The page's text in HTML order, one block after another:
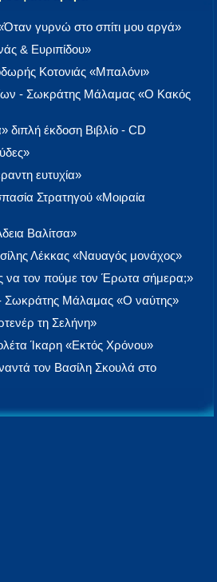
γυρνώ στο σπίτι μου αργά»
& Ευριπίδου»
Κοτονιάς «Μπαλόνι»
- Σωκράτης Μάλαμας «Ο Κακός
διπλή έκδοση Βιβλίο - CD
ευτυχία»
Στρατηγού «Μοιραία
Βαλίτσα»
Λέκκας «Ναυαγός μονάχος»
να τον πούμε τον Έρωτα σήμερα;»
Μάλαμας «Ο ναύτης»
τη Σελήνη»
Ίκαρη «Εκτός Χρόνου»
τον Βασίλη Σκουλά στο